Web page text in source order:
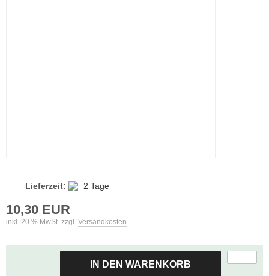
Lieferzeit: 2 Tage
10,30 EUR
inkl. 20 % MwSt. zzgl. Versandkosten
IN DEN WARENKORB